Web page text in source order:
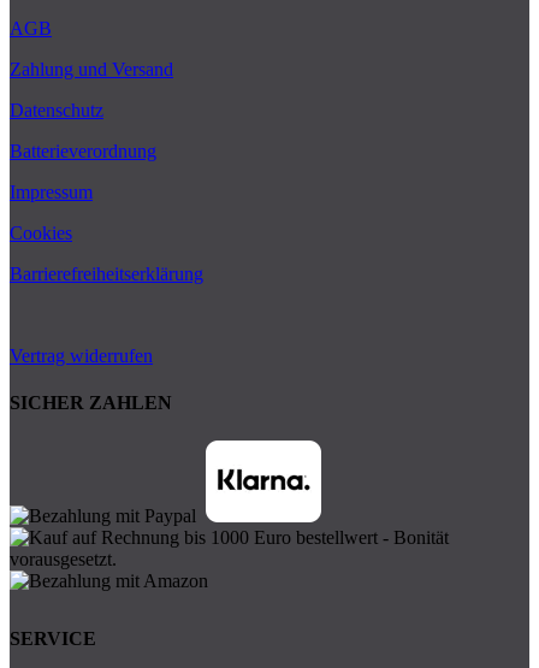
AGB
Zahlung und Versand
Datenschutz
Batterieverordnung
Impressum
Cookies
Barrierefreiheitserklärung
Vertrag widerrufen
SICHER ZAHLEN
SERVICE